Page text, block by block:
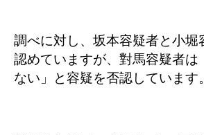
調べに対し、坂本容疑者と小堀
認めていますが、對馬容疑者は
ない」と容疑を否認しています。